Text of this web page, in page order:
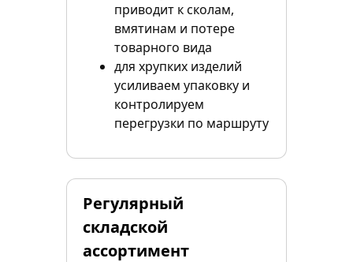
приводит к сколам,
вмятинам и потере
товарного вида
для хрупких изделий
усиливаем упаковку и
контролируем
перегрузки по маршруту
Регулярный
складской
ассортимент